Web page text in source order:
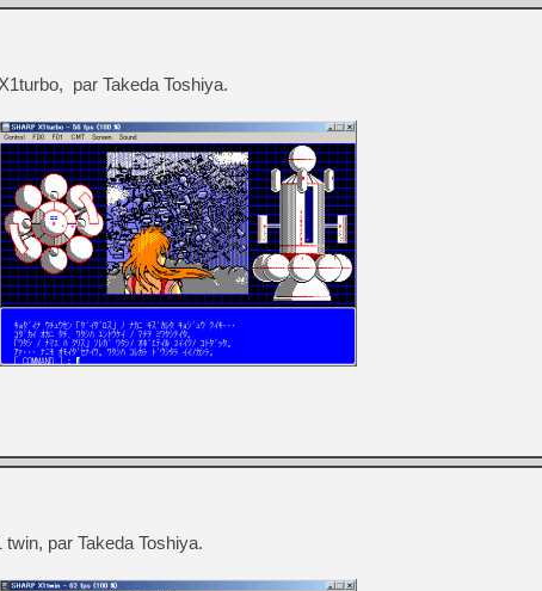
par Takeda Toshiya.
par Takeda Toshiya.